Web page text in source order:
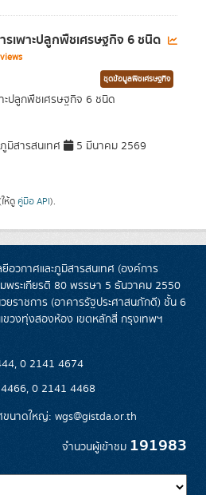
เพาะปลูกพืชเศรษฐกิจ 6 ชนิด
ชุดข้อมูลพืชเศรษฐกิจ
ะปลูกพืชเศรษฐกิจ 6 ชนิด
มิสารสนเทศ 5 มีนาคม 2569
ห้ดู คู่มือ API).
อวกาศและภูมิสารสนเทศ (องค์การ
พระเกียรติ 80 พรรษา 5 ธันวาคม 2550
ยราชการ (อาคารรัฐประศาสนภักดี) ชั้น 6
ขวงทุ่งสองห้อง เขตหลักสี่ กรุงเทพฯ
0 2141 4674
0 2141 4468
นาดใหญ่: wgs@gistda.or.th
จำนวนผู้เข้าชม 191983